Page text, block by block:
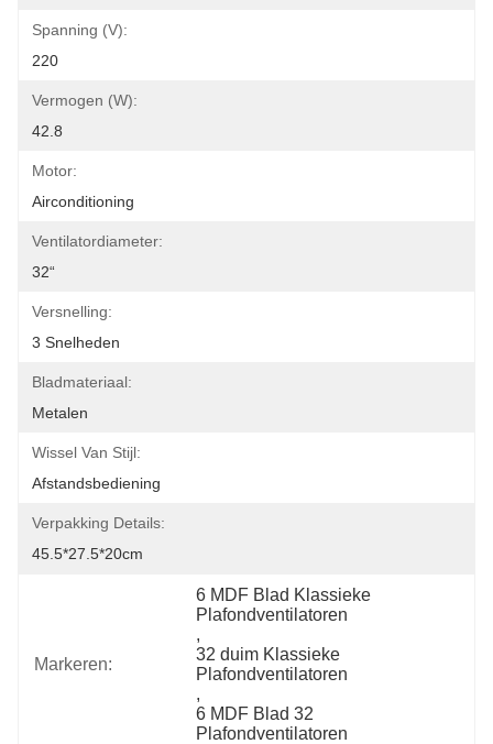
Spanning (V):
220
Vermogen (W):
42.8
Motor:
Airconditioning
Ventilatordiameter:
32“
Versnelling:
3 Snelheden
Bladmateriaal:
Metalen
Wissel Van Stijl:
Afstandsbediening
Verpakking Details:
45.5*27.5*20cm
Markeren:
6 MDF Blad Klassieke
Plafondventilatoren
,
32 duim Klassieke
Plafondventilatoren
,
6 MDF Blad 32
Plafondventilatoren